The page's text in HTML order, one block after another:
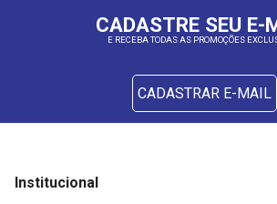
CADASTRE SEU E-
E RECEBA TODAS AS PROMOÇÕES
CADASTRAR E-MAIL
DE
PAGAMENTO
Institucional